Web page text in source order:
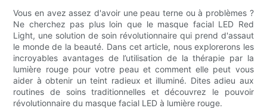
Vous en avez assez d'avoir une peau terne ou à problèmes ?
Ne cherchez pas plus loin que le masque facial LED Red
Light, une solution de soin révolutionnaire qui prend d'assaut
le monde de la beauté. Dans cet article, nous explorerons les
incroyables avantages de l’utilisation de la thérapie par la
lumière rouge pour votre peau et comment elle peut vous
aider à obtenir un teint radieux et illuminé. Dites adieu aux
routines de soins traditionnelles et découvrez le pouvoir
révolutionnaire du masque facial LED à lumière rouge.